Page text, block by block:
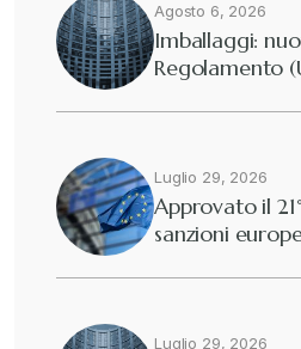
Agosto 6, 2026
Imballaggi:
Regolamento
Luglio 29, 2026
Approvato il
sanzioni
Luglio 29, 2026